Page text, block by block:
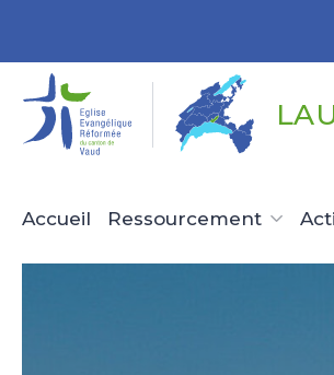
Accueil Ressourcement